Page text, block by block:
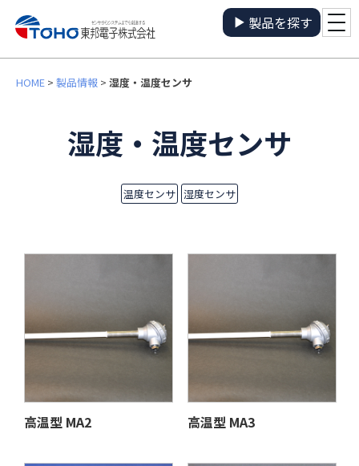
製品を探す
HOME > 製品情報 > 湿度・温度センサ
湿度・温度センサ
温度センサ 湿度センサ
高温型 MA2 高温型 MA3